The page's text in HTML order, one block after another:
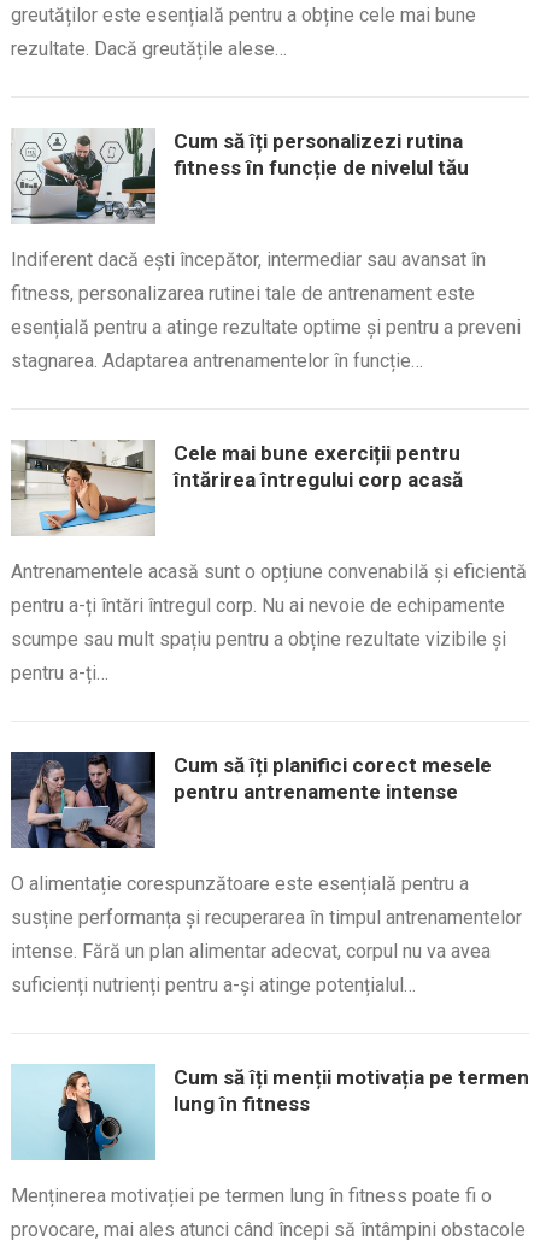
greutăților este esențială pentru a obține cele mai bune
rezultate. Dacă greutățile alese…
Cum să îți personalizezi rutina
fitness în funcție de nivelul tău
Indiferent dacă ești începător, intermediar sau avansat în
fitness, personalizarea rutinei tale de antrenament este
esențială pentru a atinge rezultate optime și pentru a preveni
stagnarea. Adaptarea antrenamentelor în funcție…
Cele mai bune exerciții pentru
întărirea întregului corp acasă
Antrenamentele acasă sunt o opțiune convenabilă și eficientă
pentru a-ți întări întregul corp. Nu ai nevoie de echipamente
scumpe sau mult spațiu pentru a obține rezultate vizibile și
pentru a-ți…
Cum să îți planifici corect mesele
pentru antrenamente intense
O alimentație corespunzătoare este esențială pentru a
susține performanța și recuperarea în timpul antrenamentelor
intense. Fără un plan alimentar adecvat, corpul nu va avea
suficienți nutrienți pentru a-și atinge potențialul…
Cum să îți menții motivația pe termen
lung în fitness
Menținerea motivației pe termen lung în fitness poate fi o
provocare, mai ales atunci când începi să întâmpini obstacole